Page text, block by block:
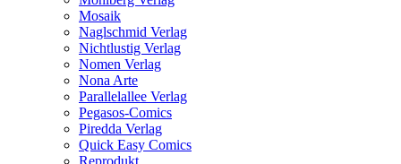
Mosaik
Naglschmid Verlag
Nichtlustig Verlag
Nomen Verlag
Nona Arte
Parallelallee Verlag
Pegasos-Comics
Piredda Verlag
Quick Easy Comics
Reprodukt